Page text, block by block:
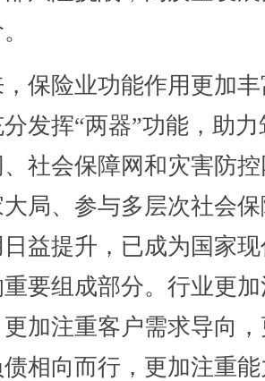
险业功能作用更加丰
发挥“两器”功能，助
社会保障网和灾害防
局、参与多层次社会
益提升，已成为国家
要组成部分。行业更
加注重客户需求导向
相向而行，更加注重